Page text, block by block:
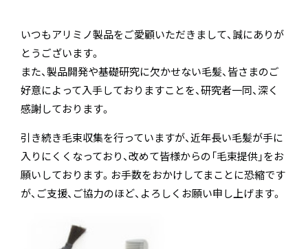
いつもアリミノ製品をご愛顧いただきまして、誠にありが
とうございます。
また、製品開発や基礎研究に欠かせない毛髪、皆さまのご
好意によって入手しておりますことを、研究者一同、深く
感謝しております。
引き続き毛束収集を行っていますが、近年長い毛髪が手に
入りにくくなっており、改めて皆様からの「毛束提供」をお
願いしております。お手数をおかけしてまことに恐縮です
が、ご支援、ご協力のほど、よろしくお願い申し上げます。